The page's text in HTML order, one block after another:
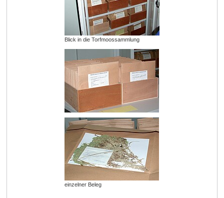
Blick in die Torfmoossammlung
einzelner Beleg